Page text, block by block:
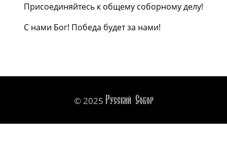
Присоединяйтесь к общему соборному делу!
С нами Бог! Победа будет за нами!
© 2025 Русский Собор